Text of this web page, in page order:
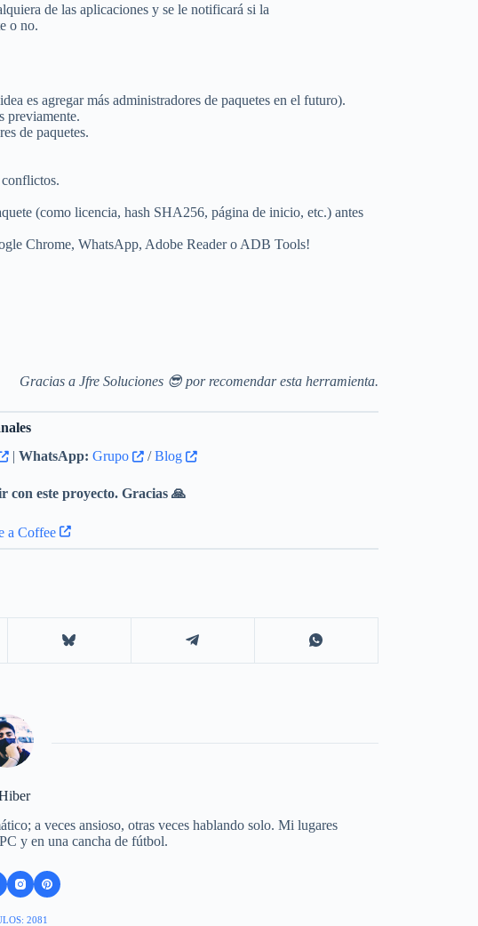
de las aplicaciones y se le notificará si la
o no.
es agregar más administradores de paquetes en el futuro).
previamente.
de paquetes.
(como licencia, hash SHA256, página de inicio, etc.) antes
Chrome, WhatsApp, Adobe Reader o ADB Tools!
Gracias a Jfre Soluciones 😎 por recomendar esta herramienta.
| WhatsApp: Grupo /Blog
con este proyecto. Gracias 🙏
a veces ansioso, otras veces hablando solo. Mi lugares
y en una cancha de fútbol.
2081